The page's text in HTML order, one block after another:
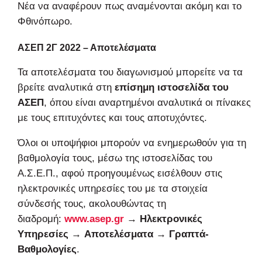
Νέα να αναφέρουν πως αναμένονται ακόμη και το
Φθινόπωρο.
ΑΣΕΠ 2Γ 2022 – Αποτελέσματα
Τα αποτελέσματα του διαγωνισμού μπορείτε να τα
βρείτε αναλυτικά στη επίσημη ιστοσελίδα του
ΑΣΕΠ , όπου είναι αναρτημένοι αναλυτικά οι πίνακες
με τους επιτυχόντες και τους αποτυχόντες.
Όλοι οι υποψήφιοι μπορούν να ενημερωθούν για τη
βαθμολογία τους, μέσω της ιστοσελίδας του
Α.Σ.Ε.Π., αφού προηγουμένως εισέλθουν στις
ηλεκτρονικές υπηρεσίες του με τα στοιχεία
σύνδεσής τους, ακολουθώντας τη
διαδρομή: www.asep.gr → Ηλεκτρονικές
Υπηρεσίες → Αποτελέσματα → Γραπτά-
Βαθμολογίες.